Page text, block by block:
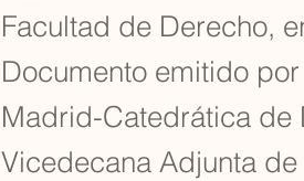
Facultad de Derecho,
Documento emitido
Madrid-Catedrática de
Vicedecana Adjunta